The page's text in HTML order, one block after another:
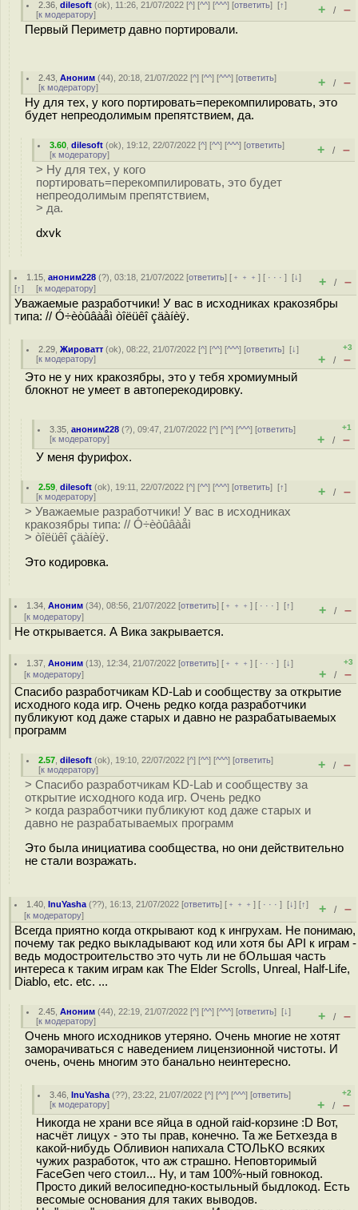
2.36 ,dilesoft (ok), 11:26, 21/07/2022 [^] [^^] [^^^] [ответить][↑]
[к модератору] + / –
Первый Периметр давно портировали.
2.43 ,Аноним (44), 20:18, 21/07/2022 [^] [^^] [^^^] [ответить]
[к модератору] + / –
Ну для тех, у кого портировать=перекомпилировать, это
будет непреодолимым препятствием, да.
3.60 ,dilesoft (ok), 19:12, 22/07/2022 [^] [^^] [^^^] [ответить]
[к модератору] + / –
> Ну для тех, у кого
портировать=перекомпилировать, это будет
непреодолимым препятствием,
> да.
dxvk
1.15 ,аноним228 (?), 03:18, 21/07/2022 [ответить] [ ﹢﹢﹢] [ · · ·][↓]
[↑] [к модератору] + / –
Уважаемые разработчики! У вас в исходниках кракозябры
типа: // Ó÷èòûâàåì òîëüêî çäàíèÿ.
2.29 ,Жироватт (ok), 08:22, 21/07/2022 [^] [^^] [^^^] [ответить][↓]
[к модератору]
+3
+ / –
Это не у них кракозябры, это у тебя хромиумный
блокнот не умеет в автоперекодировку.
3.35 ,аноним228 (?), 09:47, 21/07/2022 [^] [^^] [^^^] [ответить]
[к модератору]
+1
+ / –
У меня фурифох.
2.59 ,dilesoft (ok), 19:11, 22/07/2022 [^] [^^] [^^^] [ответить][↑]
[к модератору] + / –
> Уважаемые разработчики! У вас в исходниках
кракозябры типа: // Ó÷èòûâàåì
> òîëüêî çäàíèÿ.
Это кодировка.
1.34 ,Аноним (34), 08:56, 21/07/2022 [ответить] [ ﹢﹢﹢] [ · · ·][↑]
[к модератору] + / –
Не открывается. А Вика закрывается.
1.37 ,Аноним (13), 12:34, 21/07/2022 [ответить] [ ﹢﹢﹢] [ · · ·][↓]
[к модератору]
+3
+ / –
Спасибо разработчикам KD-Lab и сообществу за открытие
исходного кода игр. Очень редко когда разработчики
публикуют код даже старых и давно не разрабатываемых
программ
2.57 ,dilesoft (ok), 19:10, 22/07/2022 [^] [^^] [^^^] [ответить]
[к модератору] + / –
> Спасибо разработчикам KD-Lab и сообществу за
открытие исходного кода игр. Очень редко
> когда разработчики публикуют код даже старых и
давно не разрабатываемых программ
Это была инициатива сообщества, но они действительно
не стали возражать.
1.40 ,InuYasha (??), 16:13, 21/07/2022 [ответить] [ ﹢﹢﹢] [ · · ·][↓] [↑]
[к модератору] + / –
Всегда приятно когда открывают код к ингрухам. Не понимаю,
почему так редко выкладывают код или хотя бы API к играм -
ведь модостроительство это чуть ли не бОльшая часть
интереса к таким играм как The Elder Scrolls, Unreal, Half-Life,
Diablo, etc. etc. ...
2.45 ,Аноним (44), 22:19, 21/07/2022 [^] [^^] [^^^] [ответить][↓]
[к модератору] + / –
Очень много исходников утеряно. Очень многие не хотят
заморачиваться с наведением лицензионной чистоты. И
очень, очень многим это банально неинтересно.
3.46 ,InuYasha (??), 23:22, 21/07/2022 [^] [^^] [^^^] [ответить]
[к модератору]
+2
+ / –
Никогда не храни все яйца в одной raid-корзине :D Вот,
насчёт лицух - это ты прав, конечно. Та же Бетхезда в
какой-нибудь Обливион напихала СТОЛЬКО всяких
чужих разработок, что аж страшно. Неповторимый
FaceGen чего стоил... Ну, и там 100%-ный говнокод.
Просто дикий велосипедно-костыльный быдлокод. Есть
весомые основания для таких выводов.